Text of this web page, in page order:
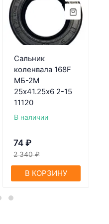
Сальник
коленвала 168F
МБ-2М
25х41.25х6 2-15
11120
В наличии
74 ₽
2 340 ₽
В КОРЗИНУ